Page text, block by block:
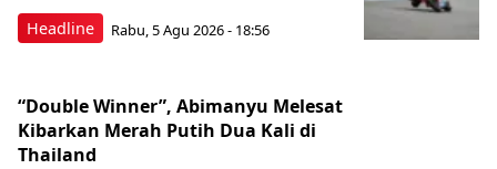
Headline Rabu, 5 Agu 2026 - 18:56
“Double Winner”, Abimanyu Melesat
Kibarkan Merah Putih Dua Kali di
Thailand